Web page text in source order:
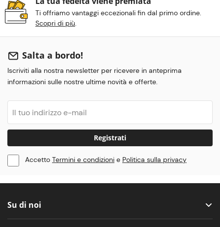
Ti offriamo vantaggi eccezionali fin dal primo ordine.
Scopri di più.
Salta a bordo!
Iscriviti alla nostra newsletter per ricevere in anteprima
informazioni sulle nostre ultime novità e offerte.
Registrati
Accetto Termini e condizioni e Politica sulla privacy
Su di noi